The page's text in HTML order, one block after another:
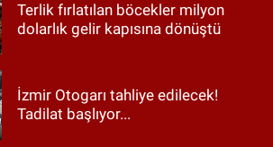
Terlik fırlatılan böcekler milyon
dolarlık gelir kapısına dönüştü
İzmir Otogarı tahliye edilecek!
Tadilat başlıyor...